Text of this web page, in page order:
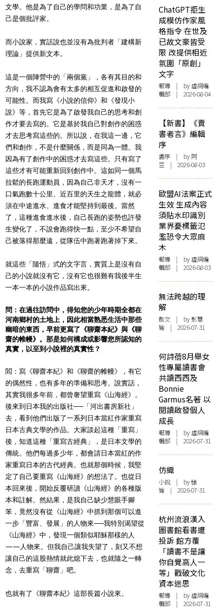
文學。他是為了自己的學問和功業，是為了自
己是個批評家。
而小說家，實話說也並沒有為批判者「建構新
理論」提供新文本。
這是一個陣營中的「兩個黨」，各有其目的和
方向，我不認為會有太多的相互促進和啟發的
可能性。而我寫《小說的信仰》和《發現小
說》等，首先它是為了啟發我自己的思考和創
作才要去寫的。它是基於我自己對創作的困惑
才去思考寫這些的。所以說，在我這一邊，它
們和創作，不是什麼關係，而是同為一體。我
因為有了創作中的困惑才去寫這些。只有寫了
這些才有可能重新回到創作中。這如同一個馬
拉鬆的長跑運動員，因為自己非天才，沒有一
口氣跑數十公里、近百里的天生之龍體，就必
須在中途進水、進食才能堅持到最後。當然
了，這種進食進水後，自己長跑的姿勢也許發
生變化了，不說會跑得快一點，至少不希望自
己被落得那麼遠，從隊伍中跑著跑著掉下來。
就這些「隨悟」式的文字言，實質上是沒有自
己的小說就沒有它，沒有它也很難有我後半生
一本一本的小說作品寫出來。
問：在過往訪問中，得知您的少年時期全都在
河南鄉村的土地上，因此相當熟悉生活中那些
幽暗的東西，早前更寫了《聊齋本紀》與《聊
齋的帷幔》。那是如何構成或影響您所認知的
真實，以至到小說裡的真實性？
閻：寫《聊齋本紀》和《聊齋的帷幔》，有它
的偶然性，也有多年的準備和思考。說實話，
其實我很多年前，都曾奢望重寫《山海經》。
後來到日本我的出版社──「河出書房新社」
去，看到他們出版了一系列日本當紅作家重寫
日本古典文學的作品。大家談起這種「重寫」
後，知道這種「重寫古經典」，是日本文學的
傳統。他們每過多少年，都會請日本當紅的作
家重寫日本的古代經典。也就那個時候，我堅
定了自己要重寫《山海經》的想法了。也從日
本回來後，開始反覆研讀《山海經》的各種版
本和註解。然結果，是我自己缺少慧眼手腳
笨，竟然沒有從《山海經》中抓到那個可以進
一步「豐富、發展」的人物來──我特別渴望從
《山海經》中，發現一個類似耶穌那樣的人
——人物來。但我自己讓我失望了，刻又不想
讓自己的這股熱情就此熄下去，也就隨之一轉
念，去重寫「聊齋」吧。
也就有了《聊齋本紀》這部長篇小說來。
ChatGPT拒生
成模仿作家風
格指令 在世及
已故文豪皆受
限 改提供相近
氛圍「原創」
文字
報導 | by 虛詞編
輯部 | 2026-08-04
【新書】《賣
書者言》編輯
序
書序 | by 阿
豆 | 2026-08-03
歐盟AI法案正式
生效 生成內容
須貼水印識別
業界憂標籤氾
濫恐令大眾麻
木
報導 | by 虛詞編
輯部 | 2026-08-03
無法跨越的理
解
散文 | by 彭慧
瑜 | 2026-07-31
何詩蓓8月舉女
性專屬讀書會
共讀西西及
Bonnie
Garmus名著 以
閱讀啟發個人
成長
報導 | by 虛詞編
輯部 | 2026-07-31
仿織
小說 | by 悇
愉 | 2026-07-31
杭州流浪漢入
圖書館看書遭
投訴 館方覆
「讀書不是讓
你自覺高人一
等」戳破文化
資本迷思
報導 | by 虛詞編
輯部 | 2026-07-31